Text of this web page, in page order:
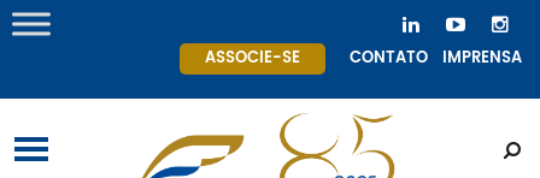
ASSOCIE-SE CONTATO IMPRENSA